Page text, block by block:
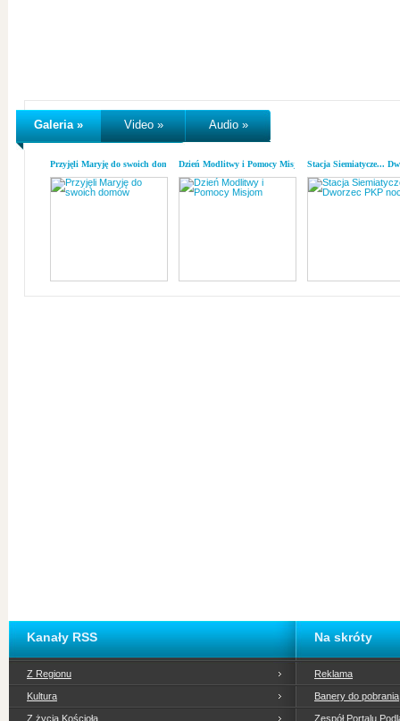
Galeria » Video » Audio »
Przyjęli Maryję do swoich domówDzień Modlitwy i Pomocy MisjomStacja Siemiatycze...
Kanały RSS
Z Regionu
Kultura
Z życia Kościoła
Na skróty
Reklama
Banery do pobrania
Zespół Portalu